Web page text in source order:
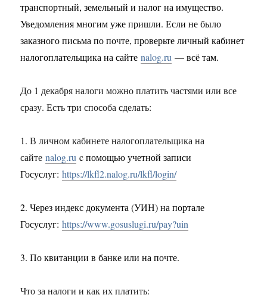
транспортный, земельный и налог на имущество.
Уведомления многим уже пришли. Если не было
заказного письма по почте, проверьте личный кабинет
налогоплательщика на сайтеnalog.ru — всё там.
До 1 декабря налоги можно платить частями или все
сразу. Есть три способа сделать:
1. В личном кабинете налогоплательщика на
сайтеnalog.ru c помощью учетной записи
Госуслуг:https://lkfl2.nalog.ru/lkfl/login/
2.Через индекс документа (УИН) на портале
Госуслуг:https://www.gosuslugi.ru/pay?uin
3.По квитанции в банке или на почте.
Что за налоги и как их платить: